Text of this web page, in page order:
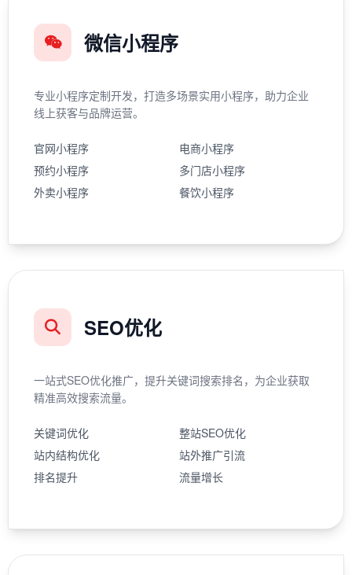
微信小程序
专业小程序定制开发，打造多场景实用小程序，助力企业
线上获客与品牌运营。
官网小程序
电商小程序
预约小程序
多门店小程序
外卖小程序
餐饮小程序
SEO优化
一站式SEO优化推广，提升关键词搜索排名，为企业获取
精准高效搜索流量。
关键词优化
整站SEO优化
站内结构优化
站外推广引流
排名提升
流量增长